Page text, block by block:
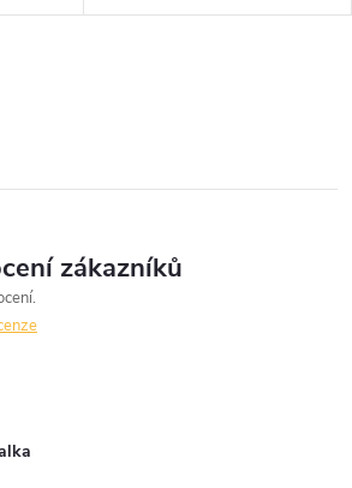
chtějí zahnat chuť na sladké
zákazníků